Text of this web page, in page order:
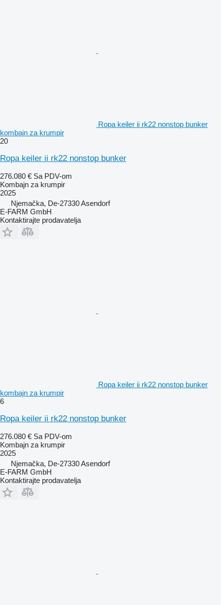
Ropa keiler ii rk22 nonstop bunker
kombajn za krumpir
20
Ropa keiler ii rk22 nonstop bunker
276.080 € Sa PDV-om
Kombajn za krumpir
2025
Njemačka, De-27330 Asendorf
E-FARM GmbH
Kontaktirajte prodavatelja
Ropa keiler ii rk22 nonstop bunker
kombajn za krumpir
6
Ropa keiler ii rk22 nonstop bunker
276.080 € Sa PDV-om
Kombajn za krumpir
2025
Njemačka, De-27330 Asendorf
E-FARM GmbH
Kontaktirajte prodavatelja